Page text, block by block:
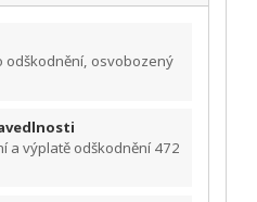
odškodnění, osvobozený
a výplatě odškodnění 472